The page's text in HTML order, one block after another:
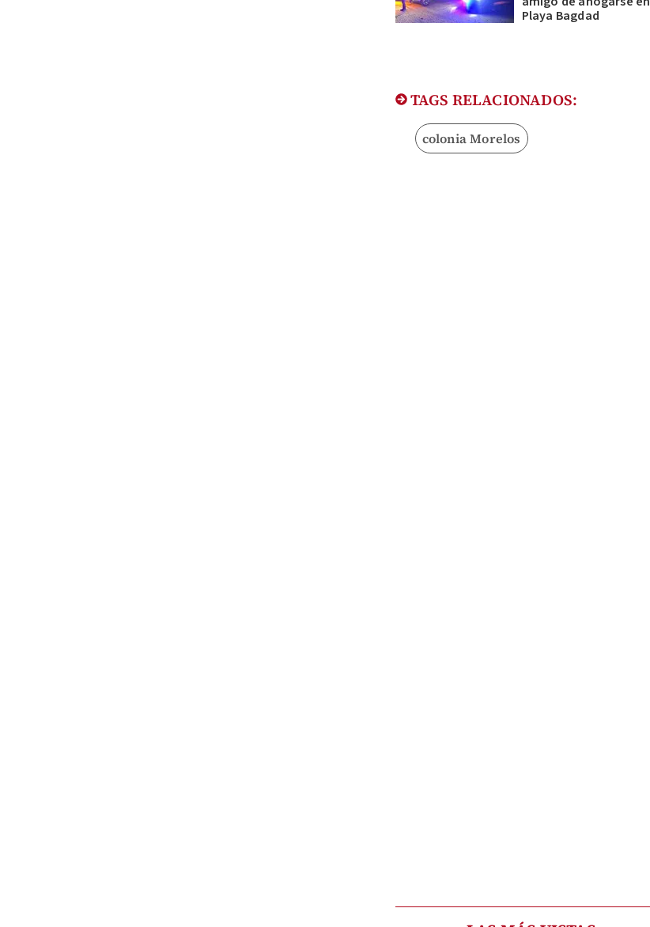
Playa Bagdad
TAGS RELACIONADOS:
colonia Morelos